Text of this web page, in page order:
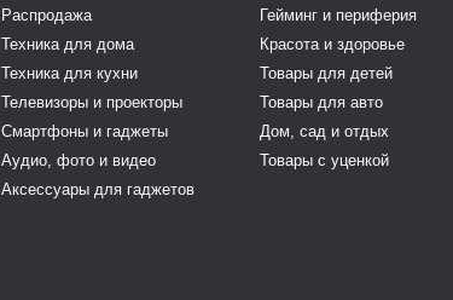
Распродажа
Техника для дома
Техника для кухни
Телевизоры и проекторы
Смартфоны и гаджеты
Аудио, фото и видео
Аксессуары для гаджетов
Гейминг и периферия
Красота и здоровье
Товары для детей
Товары для авто
Дом, сад и отдых
Товары с уценкой